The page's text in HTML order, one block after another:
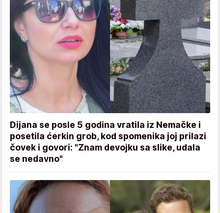
Dijana se posle 5 godina vratila iz Nemačke i
posetila ćerkin grob, kod spomenika joj prilazi
čovek i govori: "Znam devojku sa slike, udala
se nedavno"